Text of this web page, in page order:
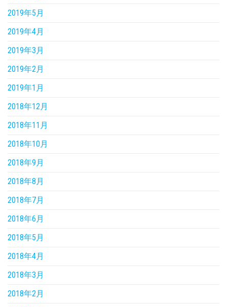
2019年5月
2019年4月
2019年3月
2019年2月
2019年1月
2018年12月
2018年11月
2018年10月
2018年9月
2018年8月
2018年7月
2018年6月
2018年5月
2018年4月
2018年3月
2018年2月